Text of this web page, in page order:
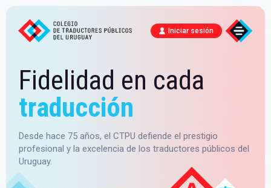
Iniciar sesión
Fidelidad en cada
traducción
Desde hace 75 años, el CTPU defiende el prestigio
profesional y la excelencia de los traductores públicos del
Uruguay.